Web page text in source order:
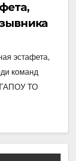
эстафета,
команд
ТО